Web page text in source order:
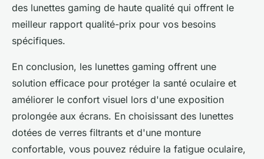
des lunettes gaming de haute qualité qui offrent le
meilleur rapport qualité-prix pour vos besoins
spécifiques.
En conclusion, les lunettes gaming offrent une
solution efficace pour protéger la santé oculaire et
améliorer le confort visuel lors d'une exposition
prolongée aux écrans. En choisissant des lunettes
dotées de verres filtrants et d'une monture
confortable, vous pouvez réduire la fatigue oculaire,